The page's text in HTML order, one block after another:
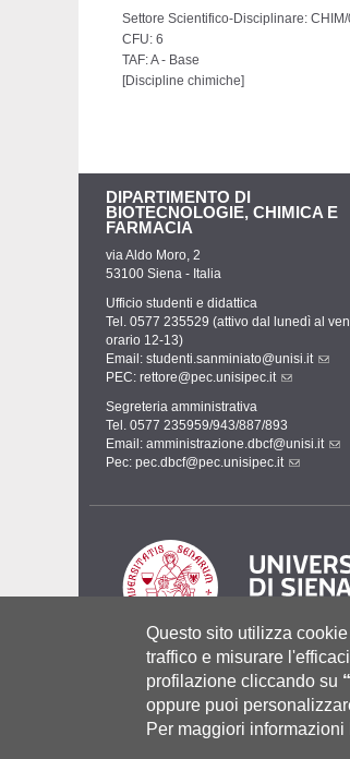
Settore Scientifico-Disciplinare: CHIM/
CFU: 6
TAF: A - Base
[Discipline chimiche]
DIPARTIMENTO DI
BIOTECNOLOGIE, CHIMICA E
FARMACIA
via Aldo Moro, 2
53100 Siena - Italia
Ufficio studenti e didattica
Tel. 0577 235529 (attivo dal lunedì al
orario 12-13)
Email: studenti.sanminiato@unisi.it
PEC: rettore@pec.unisipec.it
Segreteria amministrativa
Tel. 0577 235959/943/887/893
Email: amministrazione.dbcf@unisi.it
Pec: pec.dbcf@pec.unisipec.it
Università degli Studi di Siena-
P.IVA 00273530527 | C.F.
Contatti:
urp@unisi.it - URP -
Questo sito utilizza
traffico e misurare
profilazione cliccando su
oppure puoi
Per maggiori informazioni